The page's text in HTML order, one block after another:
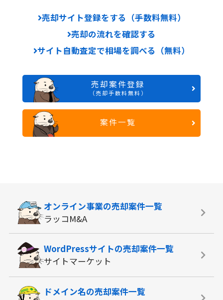
売却サイト登録をする（手数料無料）
売却の流れを確認する
サイト自動査定で相場を調べる（無料）
売却案件登録
（売却手数料無料）
案件一覧
オンライン事業の売却案件一覧
ラッコM&A
WordPressサイトの売却案件一覧
サイトマーケット
ドメイン名の売却案件一覧